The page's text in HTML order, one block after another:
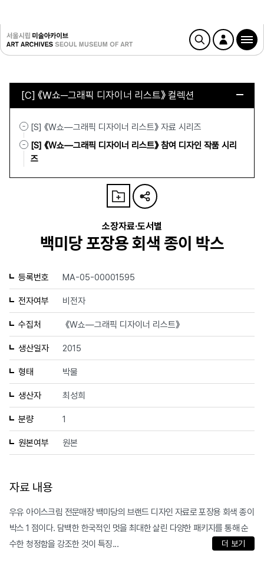
[C] 《W쇼─그래픽 디자이너 리스트》 컬렉션
[S] 《W쇼—그래픽 디자이너 리스트》 자료 시리즈
[S] 《W쇼—그래픽 디자이너 리스트》 참여 디자인 작품 시리
즈
소장자료·도서별
백미당 포장용 회색 종이 박스
등록번호 MA-05-00001595
전자여부 비전자
수집처 《W쇼—그래픽 디자이너 리스트》
생산일자 2015
형태 박물
생산자 최성희
분량 1
원본여부 원본
자료 내용
우유 아이스크림 전문매장 백미당의 브랜드 디자인 자료로 포장용 회색 종이
박스 1 점이다. 담백한 한국적인 멋을 최대한 살린 다양한 패키지를 통해 순
수한 청정함을 강조한 것이 특징...
더 보기